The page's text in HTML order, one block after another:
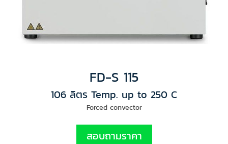
FD-S 115
106 ลิตร Temp. up to 250 C
Forced convector
สอบถามราคา